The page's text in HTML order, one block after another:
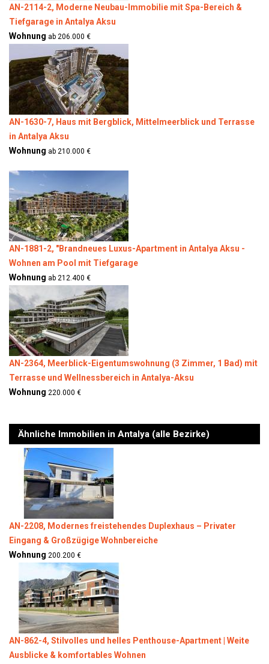
AN-2114-2, Moderne Neubau-Immobilie mit Spa-Bereich &
Tiefgarage in Antalya Aksu
Wohnung ab 206.000 €
AN-1630-7, Haus mit Bergblick, Mittelmeerblick und Terrasse
in Antalya Aksu
Wohnung ab 210.000 €
AN-1881-2, "Brandneues Luxus-Apartment in Antalya Aksu -
Wohnen am Pool mit Tiefgarage
Wohnung ab 212.400 €
AN-2364, Meerblick-Eigentumswohnung (3 Zimmer, 1 Bad) mit
Terrasse und Wellnessbereich in Antalya-Aksu
Wohnung 220.000 €
Ähnliche Immobilien in Antalya (alle Bezirke)
AN-2208, Modernes freistehendes Duplexhaus – Privater
Eingang & Großzügige Wohnbereiche
Wohnung 200.200 €
AN-862-4, Stilvolles und helles Penthouse-Apartment | Weite
Ausblicke & komfortables Wohnen